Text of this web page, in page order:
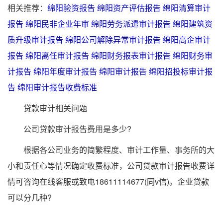
相关推荐： 绵阳验资报告 绵阳资产评估报告 绵阳清算审计
报告 绵阳民非企业年审 绵阳劳务派遣审计报告 绵阳建筑资
质升级审计报告 绵阳公司解除异常审计报告 绵阳高企审计
报告 绵阳离任审计报告 绵阳财务报表审计报告 绵阳财务审
计报告 绵阳年度审计报告 绵阳审计报告 绵阳招投标审计报
告 绵阳审计报告收费标准
贷款审计相关问题
公司贷款审计报告费用是多少?
根据各公司业务的简繁程度、审计工作量、事务所的大
小和责任心等情况确定收费标准，公司贷款审计报告收费详
情可咨询在线客服或致电18611114677(同v信)。企业贷款
可以分几种?